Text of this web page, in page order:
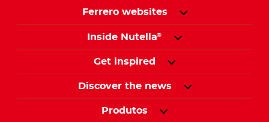
Ferrero websites
Inside Nutella®
Get inspired
Discover the news
Produtos